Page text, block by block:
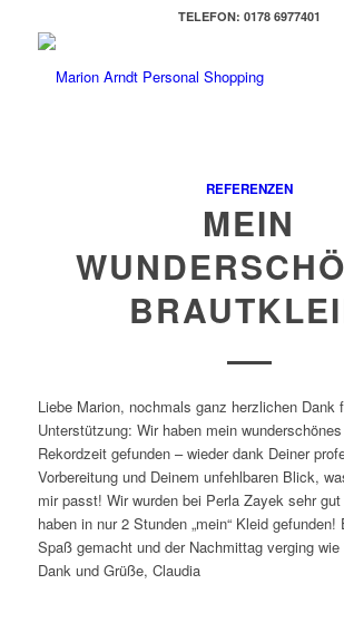
TELEFON: 0178 6977401
REFERENZEN
MEIN
Liebe Marion, nochmals ganz herzlichen Dank
Unterstützung: Wir haben mein
Rekordzeit gefunden – wieder dank Deiner
Vorbereitung und Deinem unfehlbaren Blick,
mir passt! Wir wurden bei Perla Zayek sehr
haben in nur 2 Stunden „mein“ Kleid
Spaß gemacht und der Nachmittag verging
Dank und Grüße, Claudia